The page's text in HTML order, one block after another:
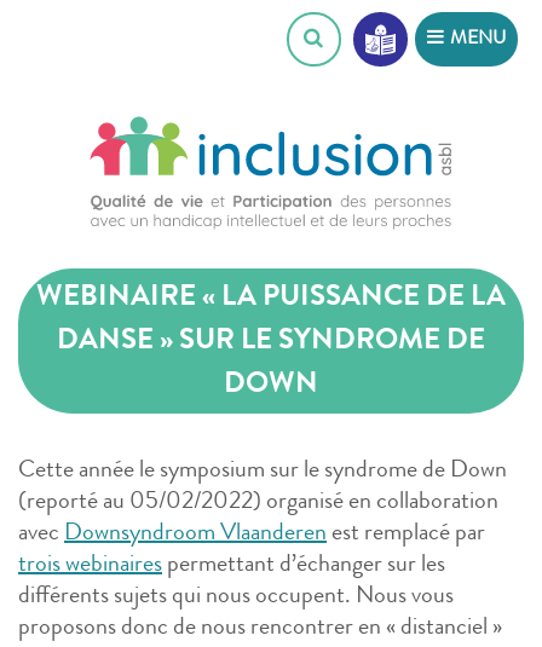
MENU
WEBINAIRE « LA PUISSANCE DE LA
DANSE » SUR LE SYNDROME DE
DOWN
Cette année le symposium sur le syndrome de Down
(reporté au 05/02/2022) organisé en collaboration
avec Downsyndroom Vlaanderen est remplacé par
trois webinaires permettant d’échanger sur les
différents sujets qui nous occupent. Nous vous
proposons donc de nous rencontrer en « distanciel »